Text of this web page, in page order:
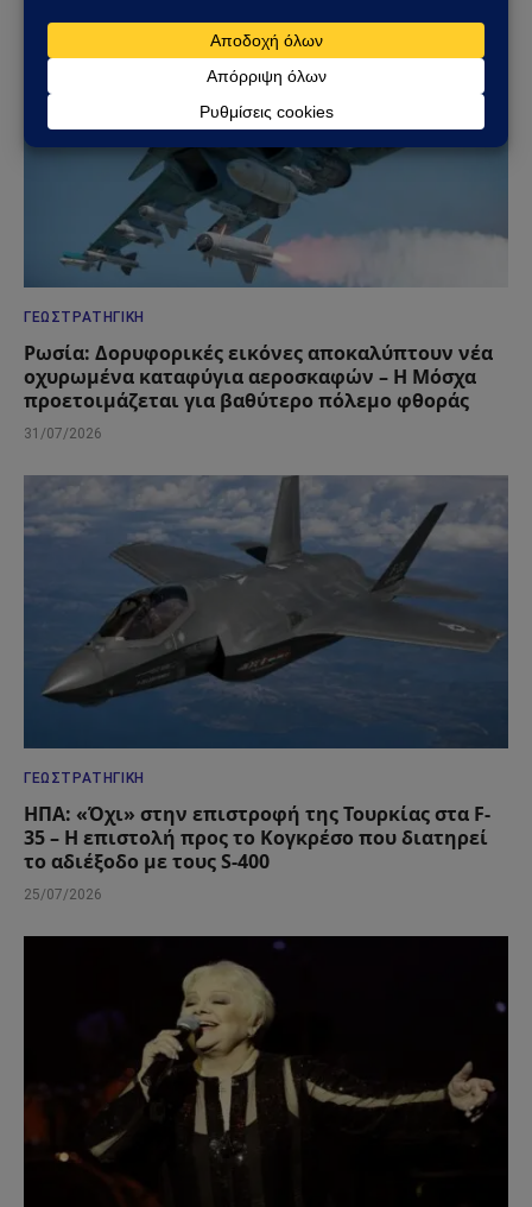
ΓΕΩΣΤΡΑΤΗΓΙΚΉ
Ρωσία: Δορυφορικές εικόνες αποκαλύπτουν νέα
οχυρωμένα καταφύγια αεροσκαφών – Η Μόσχα
προετοιμάζεται για βαθύτερο πόλεμο φθοράς
31/07/2026
ΓΕΩΣΤΡΑΤΗΓΙΚΉ
ΗΠΑ: «Όχι» στην επιστροφή της Τουρκίας στα F-
35 – Η επιστολή προς το Κογκρέσο που διατηρεί
το αδιέξοδο με τους S-400
25/07/2026